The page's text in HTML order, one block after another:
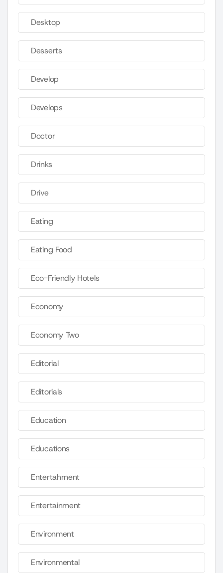
Desktop
Desserts
Develop
Develops
Doctor
Drinks
Drive
Eating
Eating Food
Eco-Friendly Hotels
Economy
Economy Two
Editorial
Editorials
Education
Educations
Entertahrnent
Entertainment
Environment
Environmental